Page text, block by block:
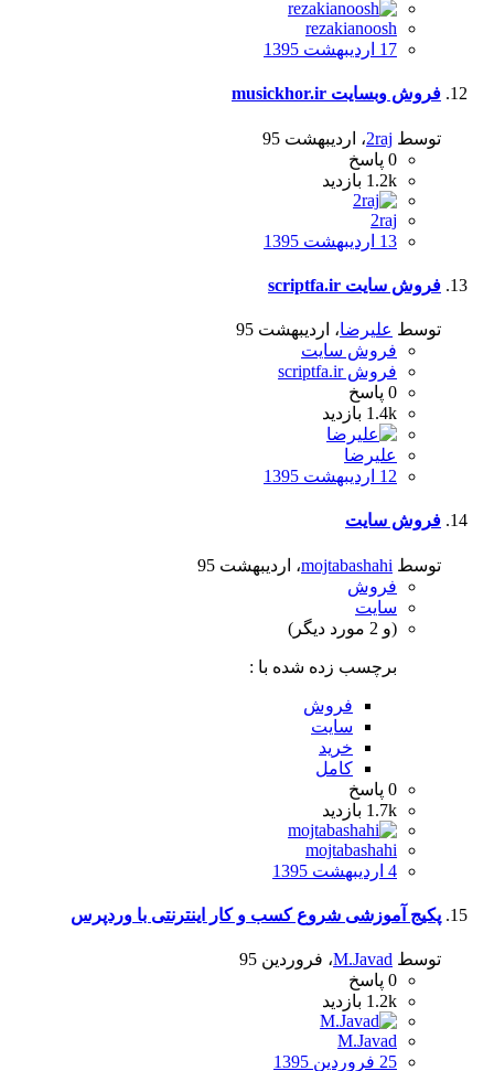
rezakianoosh
17 اردیبهشت 1395
فروش وبسایت musickhor.ir
توسط 2raj، اردیبهشت 95
0 پاسخ
1.2k بازدید
2raj
13 اردیبهشت 1395
فروش سایت scriptfa.ir
توسط علیرضا، اردیبهشت 95
فروش سایت
فروش scriptfa.ir
0 پاسخ
1.4k بازدید
علیرضا
12 اردیبهشت 1395
فروش سایت
توسط mojtabashahi، اردیبهشت 95
فروش
سایت
(و 2 مورد دیگر)
برچسب زده شده با :
فروش
سایت
خرید
کامل
0 پاسخ
1.7k بازدید
mojtabashahi
4 اردیبهشت 1395
پکیج آموزشی شروع کسب و کار اینترنتی با وردپرس
توسط M.Javad، فروردین 95
0 پاسخ
1.2k بازدید
M.Javad
25 فروردین 1395